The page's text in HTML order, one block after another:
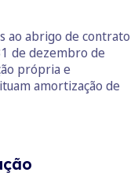
ao abrigo de contrato
de dezembro de
própria e
amortização de